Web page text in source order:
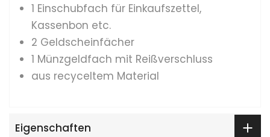
1 Einschubfach für Einkaufszettel,
Kassenbon etc.
2 Geldscheinfächer
1 Münzgeldfach mit Reißverschluss
aus recyceltem Material
Eigenschaften